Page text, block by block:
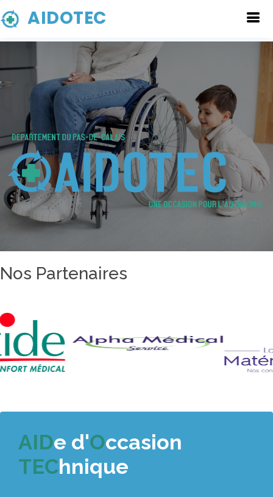
AIDOTEC
Nos Partenaires
AIDe d'Occasion
TEChnique